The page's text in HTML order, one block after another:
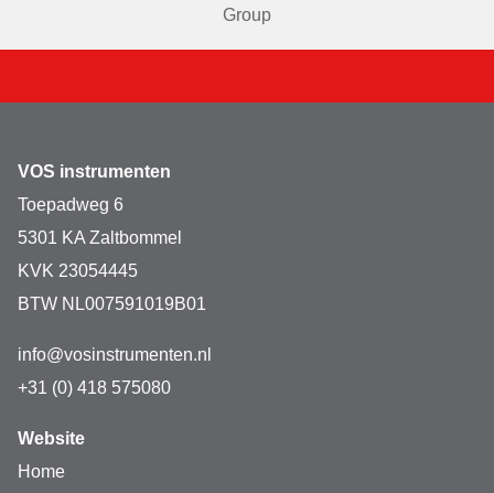
Group
VOS instrumenten
Toepadweg 6
5301 KA Zaltbommel
KVK 23054445
BTW NL007591019B01
info@vosinstrumenten.nl
+31 (0) 418 575080
Website
Home